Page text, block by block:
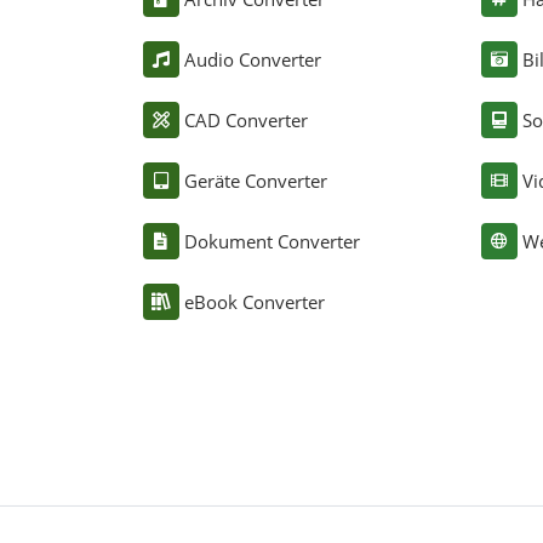
Audio Converter
CAD Converter
Geräte Converter
Dokument Converter
eBook Converter